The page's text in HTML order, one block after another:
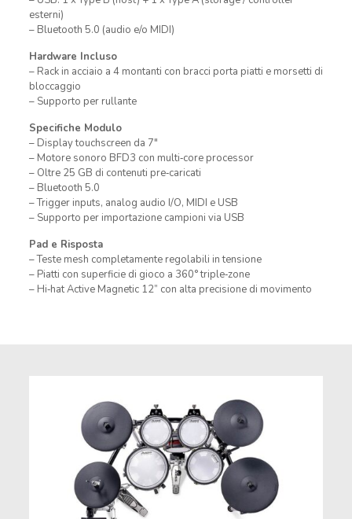
esterni)
– Bluetooth 5.0 (audio e/o MIDI)
Hardware Incluso
– Rack in acciaio a 4 montanti con bracci porta piatti e morsetti di
bloccaggio
– Supporto per rullante
Specifiche Modulo
– Display touchscreen da 7″
– Motore sonoro BFD3 con multi‑core processor
– Oltre 25 GB di contenuti pre‑caricati
– Bluetooth 5.0
– Trigger inputs, analog audio I/O, MIDI e USB
– Supporto per importazione campioni via USB
Pad e Risposta
– Teste mesh completamente regolabili in tensione
– Piatti con superficie di gioco a 360° triple‑zone
– Hi‑hat Active Magnetic 12” con alta precisione di movimento